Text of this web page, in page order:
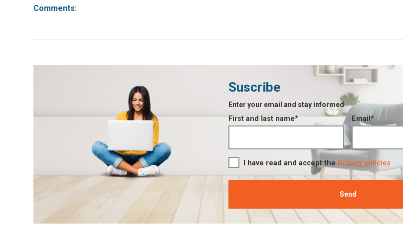
Comments:
Suscribe
Enter your email and stay informed
First and last name* Email*
I have read and accept the Privacy policies
Send